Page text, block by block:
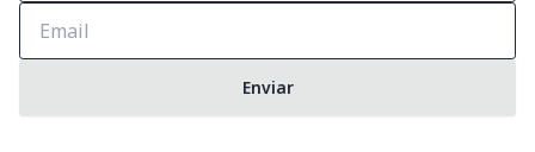
Enviar